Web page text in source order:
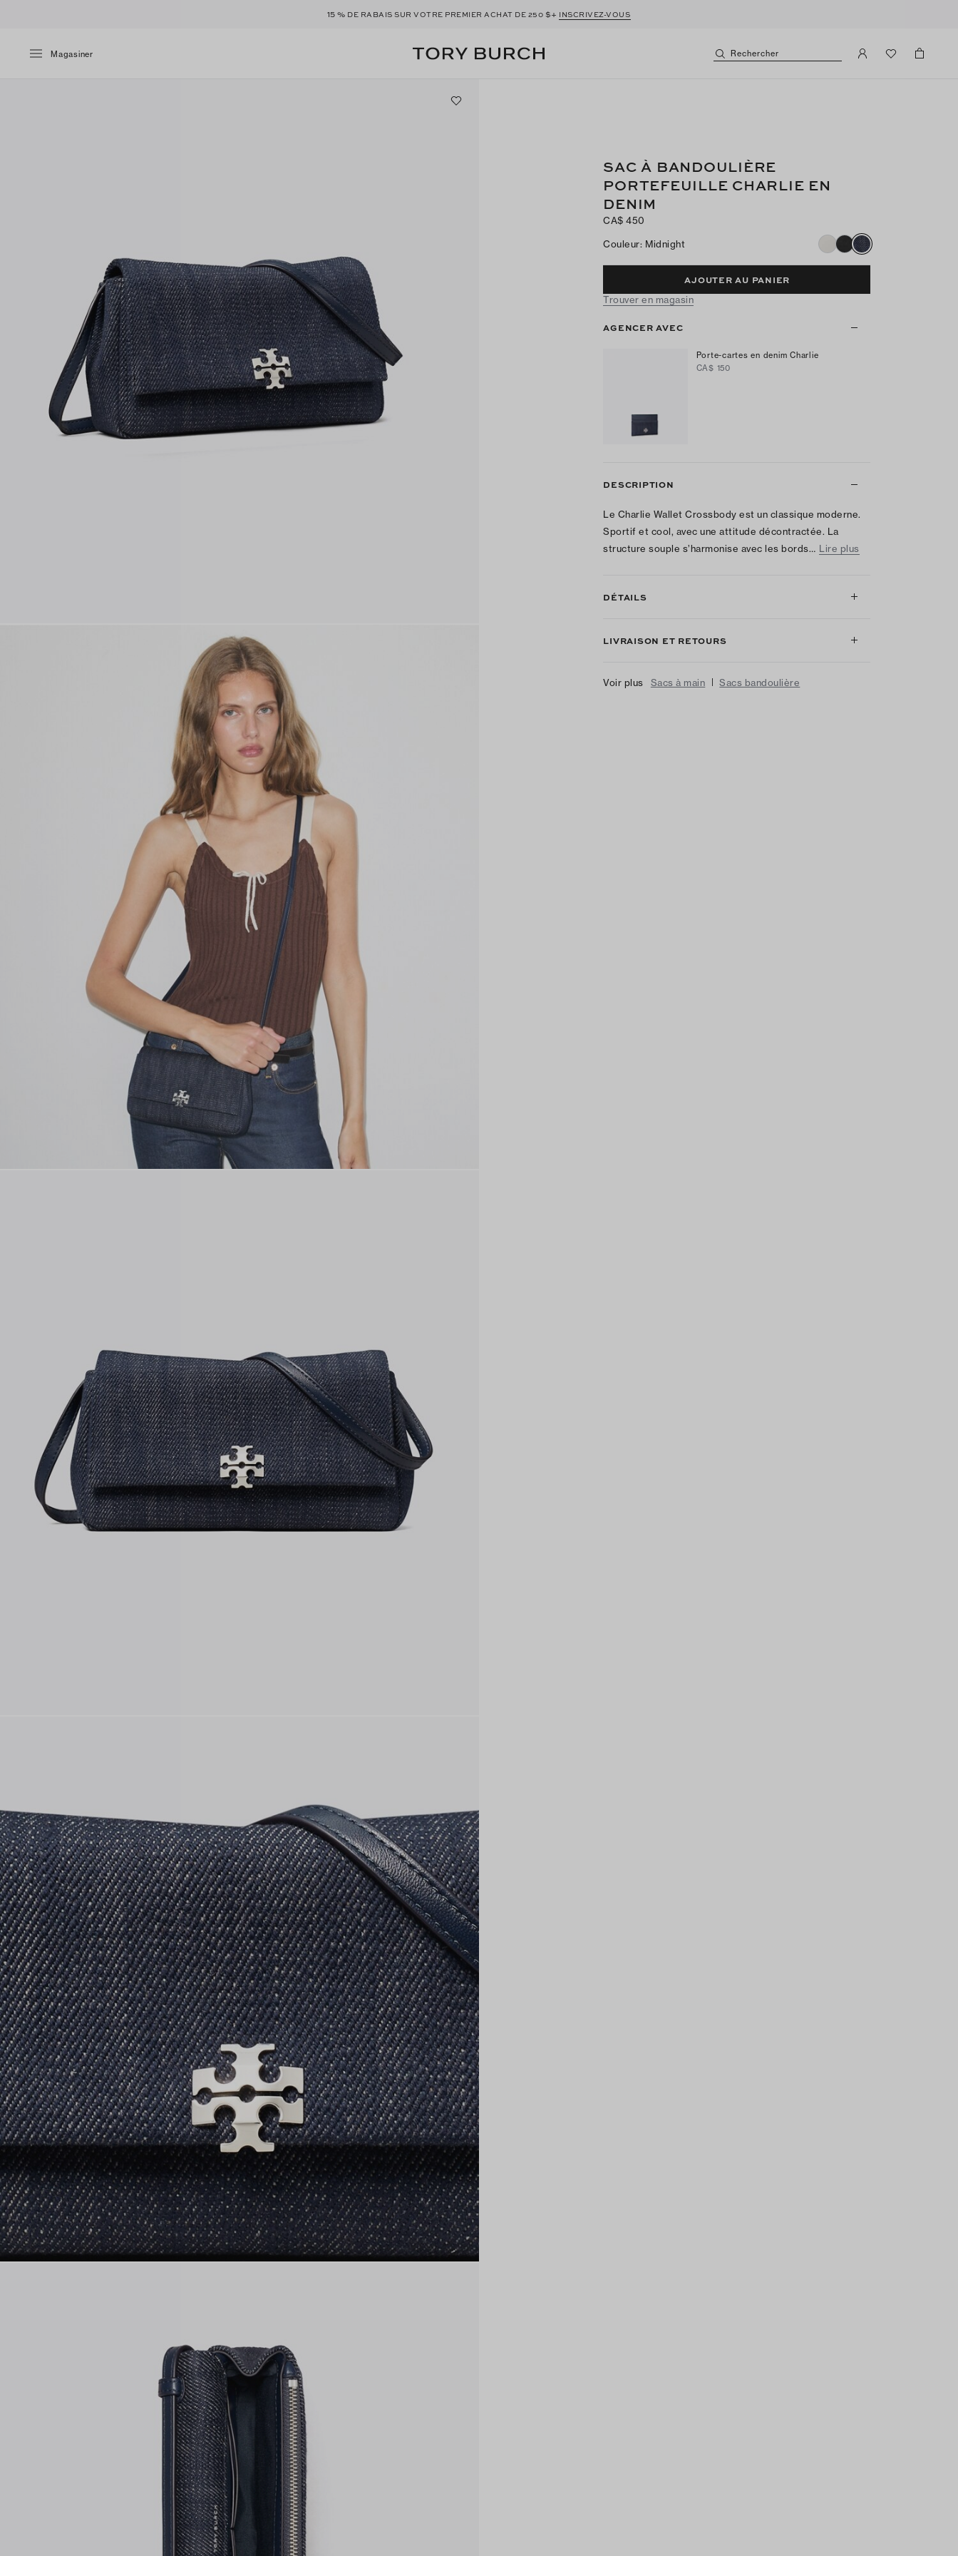
15 % DE RABAIS SUR VOTRE PREMIER ACHAT DE 250 $+ INSCRIVEZ-VOUS
Magasiner Rechercher
SAC À BANDOULIÈRE
PORTEFEUILLE CHARLIE EN
DENIM
CA$ 450
Couleur: Midnight
AJOUTER AU PANIER
Trouver en magasin
AGENCER AVEC
Porte-cartes en denim Charlie
CA$ 150
DESCRIPTION
Le Charlie Wallet Crossbody est un classique moderne.
Sportif et cool, avec une attitude décontractée. La
structure souple s’harmonise avec les bords… Lire plus
DÉTAILS
LIVRAISON ET RETOURS
Voir plus Sacs à main Sacs bandoulière